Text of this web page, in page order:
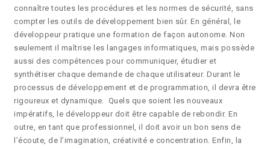
connaître toutes les procédures et les normes de sécurité, sans
compter les outils de développement bien sûr. En général, le
développeur pratique une formation de façon autonome. Non
seulement il maîtrise les langages informatiques, mais possède
aussi des compétences pour communiquer, étudier et
synthétiser chaque demande de chaque utilisateur. Durant le
processus de développement et de programmation, il devra être
rigoureux et dynamique. Quels que soient les nouveaux
impératifs, le développeur doit être capable de rebondir. En
outre, en tant que professionnel, il doit avoir un bon sens de
l’écoute, de l’imagination, créativité e concentration. Enfin, la